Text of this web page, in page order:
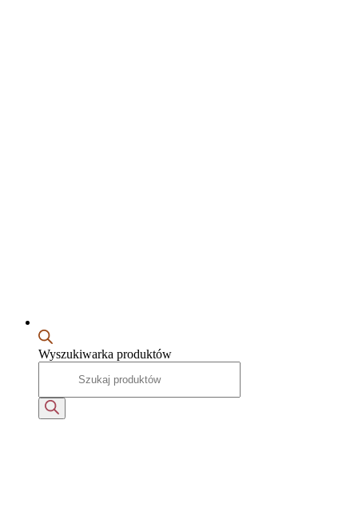
Wyszukiwarka produktów